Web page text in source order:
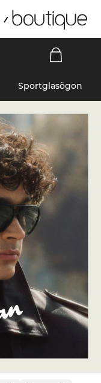
Sportglasögon